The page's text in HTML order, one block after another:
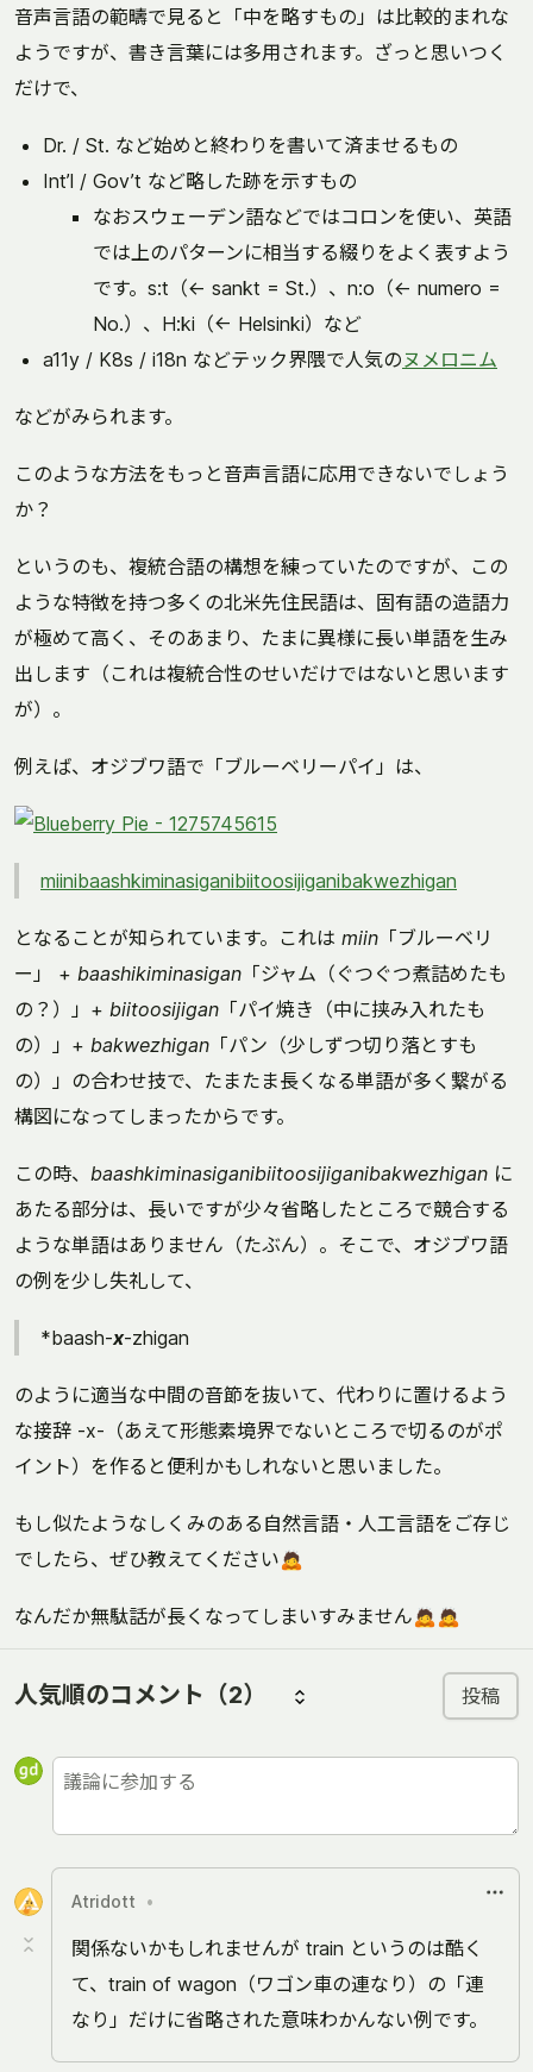
音声言語の範疇で見ると「中を略すもの」は比較的まれな
ようですが、書き言葉には多用されます。ざっと思いつく
だけで、
Dr. / St. など始めと終わりを書いて済ませるもの
Int’l / Gov’t など略した跡を示すもの
なおスウェーデン語などではコロンを使い、英語
では上のパターンに相当する綴りをよく表すよう
です。s:t（← sankt = St.）、n:o（← numero =
No.）、H:ki（← Helsinki）など
a11y / K8s / i18n などテック界隈で人気の ヌメロニム
などがみられます。
このような方法をもっと音声言語に応用できないでしょう
か？
というのも、複統合語の構想を練っていたのですが、この
ような特徴を持つ多くの北米先住民語は、固有語の造語力
が極めて高く、そのあまり、たまに異様に長い単語を生み
出します（これは複統合性のせいだけではないと思います
が）。
例えば、オジブワ語で「ブルーベリーパイ」は、
miini­baashkiminasigani­biitoosijigani­bakwezhigan
となることが知られています。これは miin 「ブルーベリ
ー」 + baashikiminasigan 「ジャム（ぐつぐつ煮詰めたも
の？）」+ biitoosijigan 「パイ焼き（中に挟み入れたも
の）」+ bakwezhigan 「パン（少しずつ切り落とすも
の）」の合わせ技で、たまたま長くなる単語が多く繋がる
構図になってしまったからです。
この時、 baashkiminasigani­biitoosijigani­bakwezhigan に
あたる部分は、長いですが少々省略したところで競合する
ような単語はありません（たぶん）。そこで、オジブワ語
の例を少し失礼して、
*baash-x-zhigan
のように適当な中間の音節を抜いて、代わりに置けるよう
な接辞 -x-（あえて形態素境界でないところで切るのがポ
イント）を作ると便利かもしれないと思いました。
もし似たようなしくみのある自然言語・人工言語をご存じ
でしたら、ぜひ教えてください🙇
なんだか無駄話が長くなってしまいすみません🙇🙇
人気順のコメント （2） 投稿
Atridott •
関係ないかもしれませんが train というのは酷く
て、train of wagon（ワゴン車の連なり）の「連
なり」だけに省略された意味わかんない例です。